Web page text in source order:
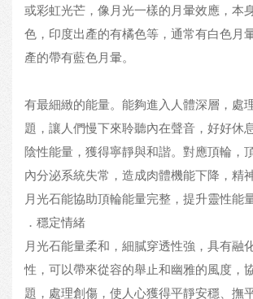
或彩虹光芒，像月光一樣的月暈效應，本
色，印度出產的有橘色等，通常有白色月
產的帶有藍色月暈。
有最細緻的能量。能夠進入人體深層，處
題，讓人們慢下來聆聽內在聲音，好好休
陰性能量，獲得寧靜與和諧。對應頂輪，
內分泌系統失常，造成肉體機能下降，精
月光石能協助頂輪能量完整，提升靈性能量
．穩定情緒
月光石能量柔和，細膩穿透性強，具有融
性，可以帶來從容的舉止和幽雅的風度，
題，處理創傷，使人心獲得平靜安穩、撫